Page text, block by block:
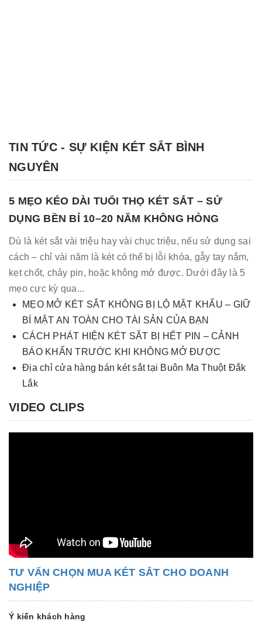
TIN TỨC - SỰ KIỆN KÉT SẮT BÌNH
NGUYÊN
5 MẸO KÉO DÀI TUỔI THỌ KÉT SẮT – SỬ
DỤNG BỀN BỈ 10–20 NĂM KHÔNG HỎNG
Dù là két sắt vài triệu hay vài chục triệu, nếu sử dụng sai
cách – chỉ vài năm là két có thể bị lỗi khóa, gẫy tay nắm,
kẹt chốt, chảy pin, hoặc không mở được. Dưới đây là 5
mẹo cực kỳ qua...
MẸO MỞ KÉT SẮT KHÔNG BỊ LỘ MẬT KHẨU – GIỮ
BÍ MẬT AN TOÀN CHO TÀI SẢN CỦA BẠN
CÁCH PHÁT HIỆN KÉT SẮT BỊ HẾT PIN – CẢNH
BÁO KHẨN TRƯỚC KHI KHÔNG MỞ ĐƯỢC
Địa chỉ cửa hàng bán két sắt tại Buôn Ma Thuột Đắk
Lắk
VIDEO CLIPS
TƯ VẤN CHỌN MUA KÉT SẮT CHO DOANH
NGHIỆP
Ý kiến khách hàng